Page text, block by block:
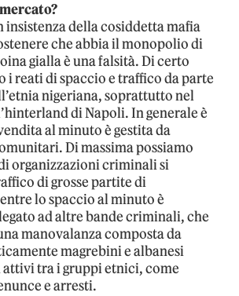
insistenza della cosiddetta mafia
che abbia il monopolio di
gialla è una falsità. Di certo
i reati di spaccio e traffico da parte
nigeriana, soprattutto nel
di Napoli. In generale è
al minuto è gestita da
Di massima possiamo
organizzazioni criminali si
di grosse partite di
lo spaccio al minuto è
ad altre bande criminali, che
manovalanza composta da
magrebini e albanesi
tra i gruppi etnici, come
e arresti.